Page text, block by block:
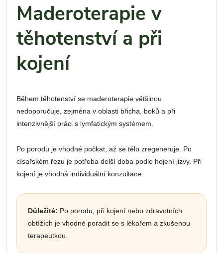
Maderoterapie v
těhotenství a při
kojení
Během těhotenství se maderoterapie většinou
nedoporučuje, zejména v oblasti břicha, boků a při
intenzivnější práci s lymfatickým systémem.
Po porodu je vhodné počkat, až se tělo zregeneruje. Po
císařském řezu je potřeba delší doba podle hojení jizvy. Při
kojení je vhodná individuální konzultace.
Důležité: Po porodu, při kojení nebo zdravotních
obtížích je vhodné poradit se s lékařem a zkušenou
terapeutkou.